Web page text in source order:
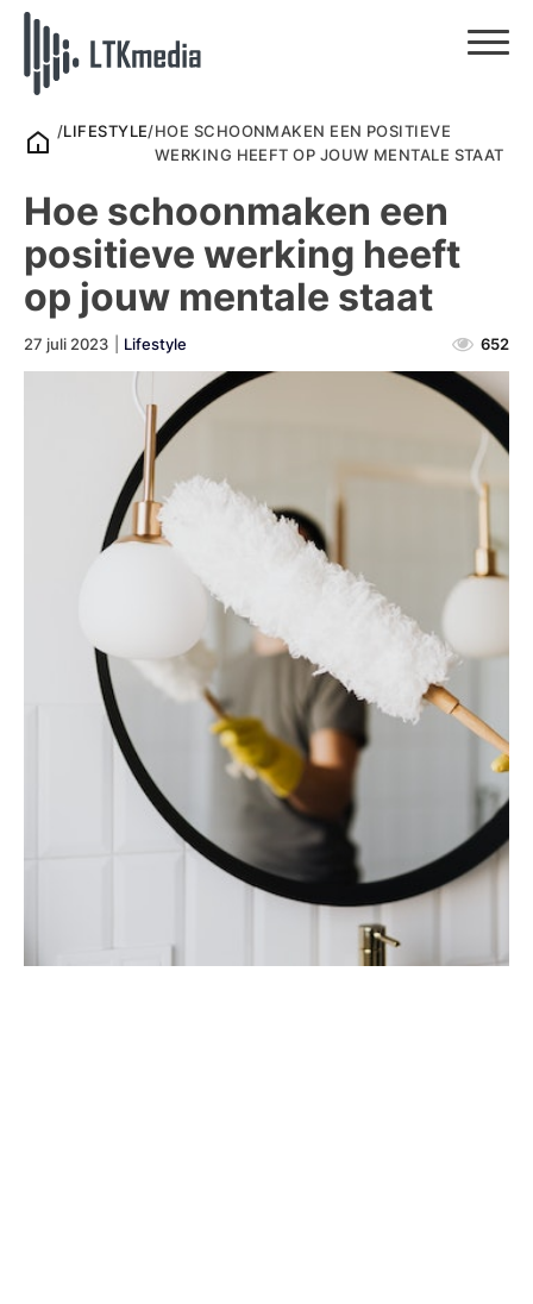
/LIFESTYLE/HOE SCHOONMAKEN EEN POSITIEVE
WERKING HEEFT OP JOUW MENTALE STAAT
Hoe schoonmaken een
positieve werking heeft
op jouw mentale staat
27 juli 2023 Lifestyle 652